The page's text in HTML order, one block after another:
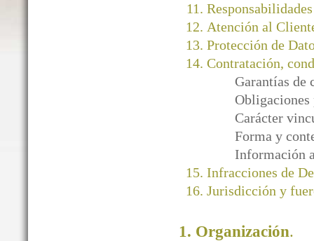
Responsabilidades
Atención al
Protección de
Contratación,
Garantías de
Carácter
Forma y
Información
Infracciones de
Jurisdicción y
1. Organización.